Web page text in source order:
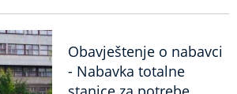
Obavještenje o nabavci
- Nabavka totalne